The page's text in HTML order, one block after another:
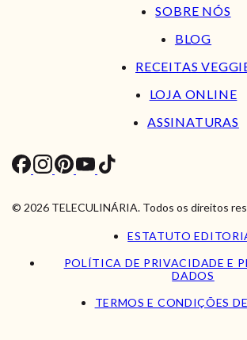
SOBRE NÓS
BLOG
RECEITAS
LOJA ONLINE
ASSINATURAS
© 2026 TELECULINÁRIA. Todos os direitos
ESTATUTO
POLÍTICA DE PRIVACIDADE E
DADOS
TERMOS E CONDIÇÕES